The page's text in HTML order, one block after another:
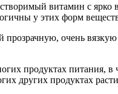
витамин с
у этих форм
прозрачную, очень
продуктах питания, в
других продуктах